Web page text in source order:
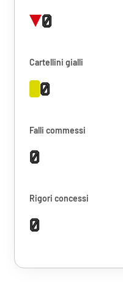
0
Cartellini gialli
0
Falli commessi
0
Rigori concessi
0